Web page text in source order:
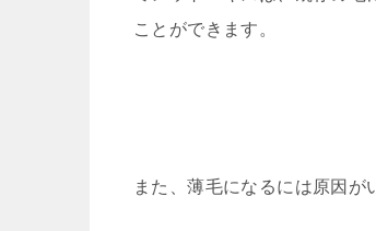
ことができます。
また、薄毛になるには原因が